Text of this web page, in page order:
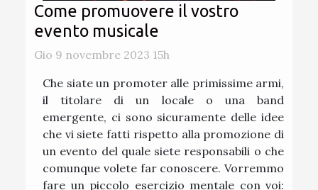
Come promuovere il vostro
evento musicale
Gio 9 novembre 2023 15h
Che siate un promoter alle primissime armi,
il titolare di un locale o una band
emergente, ci sono sicuramente delle idee
che vi siete fatti rispetto alla promozione di
un evento del quale siete responsabili o che
comunque volete far conoscere. Vorremmo
fare un piccolo esercizio mentale con voi: